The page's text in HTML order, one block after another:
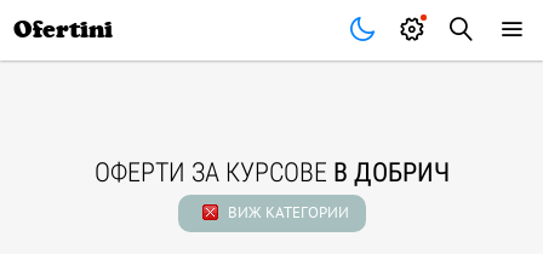
Ofertini
ОФЕРТИ ЗА КУРСОВЕ В ДОБРИЧ
ВИЖ КАТЕГОРИИ